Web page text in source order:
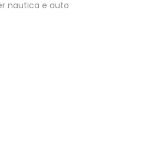
nautica e auto